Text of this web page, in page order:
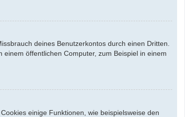
deines Benutzerkontos durch einen Dritten.
öffentlichen Computer, zum Beispiel in einem
einige Funktionen, wie beispielsweise den